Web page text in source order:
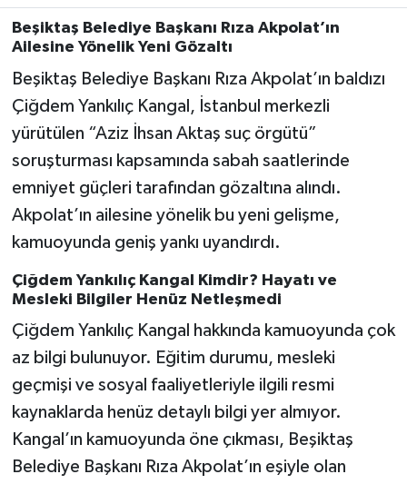
Beşiktaş Belediye Başkanı Rıza Akpolat’ın
Ailesine Yönelik Yeni Gözaltı
Beşiktaş Belediye Başkanı Rıza Akpolat’ın baldızı
Çiğdem Yankılıç Kangal, İstanbul merkezli
yürütülen “Aziz İhsan Aktaş suç örgütü”
soruşturması kapsamında sabah saatlerinde
emniyet güçleri tarafından gözaltına alındı.
Akpolat’ın ailesine yönelik bu yeni gelişme,
kamuoyunda geniş yankı uyandırdı.
Çiğdem Yankılıç Kangal Kimdir? Hayatı ve
Mesleki Bilgiler Henüz Netleşmedi
Çiğdem Yankılıç Kangal hakkında kamuoyunda çok
az bilgi bulunuyor. Eğitim durumu, mesleki
geçmişi ve sosyal faaliyetleriyle ilgili resmi
kaynaklarda henüz detaylı bilgi yer almıyor.
Kangal’ın kamuoyunda öne çıkması, Beşiktaş
Belediye Başkanı Rıza Akpolat’ın eşiyle olan
KAHRAMANMARAŞ